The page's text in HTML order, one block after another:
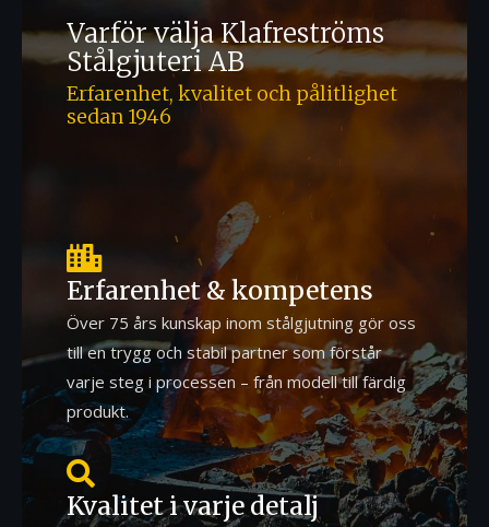
Varför välja Klafreströms
Stålgjuteri AB
Erfarenhet, kvalitet och pålitlighet
sedan 1946

Erfarenhet & kompetens
Över 75 års kunskap inom stålgjutning gör oss
till en trygg och stabil partner som förstår
varje steg i processen – från modell till färdig
produkt.

Kvalitet i varje detalj